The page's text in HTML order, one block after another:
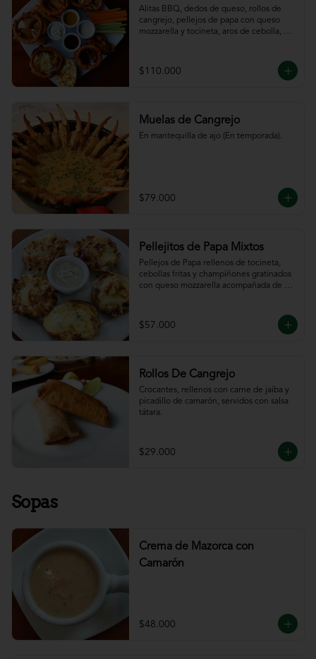
Alitas BBQ, dedos de queso, rollos de
cangrejo, pellejos de papa con queso
mozzarella y tocineta, aros de cebolla,
$110.000
Muelas de Cangrejo
En mantequilla de ajo (En temporada).
$79.000
Pellejitos de Papa Mixtos
Pellejos de Papa rellenos de tocineta,
cebollas fritas y champiñones gratinados
con queso mozzarella acompañada de
$57.000
Rollos De Cangrejo
Crocantes, rellenos con carne de jaiba y
picadillo de camarón, servidos con salsa
tátara.
$29.000
Sopas
Crema de Mazorca con
Camarón
$48.000